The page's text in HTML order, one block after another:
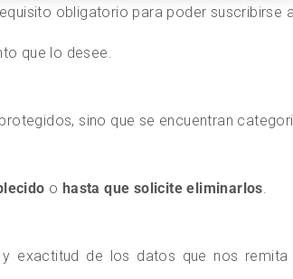
obligatorio para poder suscribirse
que lo desee.
sino que se encuentran
o hasta que solicite eliminarlos.
exactitud de los datos que nos